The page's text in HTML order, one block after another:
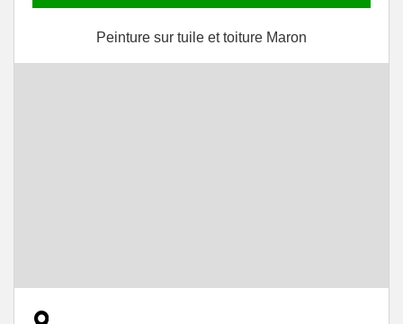
Peinture sur tuile et toiture Maron